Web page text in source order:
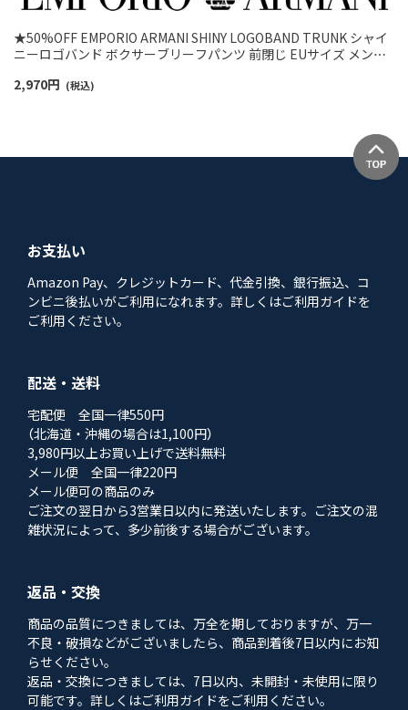
★50%OFF EMPORIO ARMANI SHINY LOGOBAND TRUNK シャイ
ニーロゴバンド ボクサーブリーフパンツ 前閉じ EUサイズ メンズ
2,970円 (税込)
お支払い
Amazon Pay、クレジットカード、代金引換、銀行振込、コ
ンビニ後払いがご利用になれます。詳しくはご利用ガイドを
ご利用ください。
配送・送料
宅配便 全国一律550円
（北海道・沖縄の場合は1,100円）
3,980円以上お買い上げで送料無料
メール便 全国一律220円
メール便可の商品のみ
ご注文の翌日から3営業日以内に発送いたします。ご注文の混
雑状況によって、多少前後する場合がございます。
返品・交換
商品の品質につきましては、万全を期しておりますが、万一
不良・破損などがございましたら、商品到着後7日以内にお知
らせください。
返品・交換につきましては、7日以内、未開封・未使用に限り
可能です。詳しくはご利用ガイドをご利用ください。